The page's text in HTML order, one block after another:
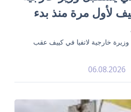
لأول مرة منذ بدء
وزيرة خارجية لاتفيا في كييف عقب
06.08.2026